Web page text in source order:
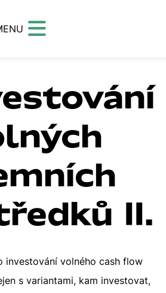
II.
investování volného cash flow
s variantami, kam investovat,